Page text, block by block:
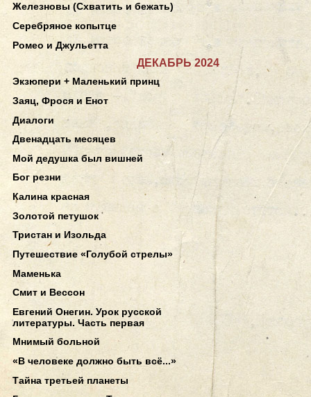
Железновы (Схватить и бежать)
Серебряное копытце
Ромео и Джульетта
ДЕКАБРЬ 2024
Экзюпери + Маленький принц
Заяц, Фрося и Енот
Диалоги
Двенадцать месяцев
Мой дедушка был вишней
Бог резни
Калина красная
Золотой петушок
Тристан и Изольда
Путешествие «Голубой стрелы»
Маменька
Смит и Вессон
Евгений Онегин. Урок русской
литературы. Часть первая
Мнимый больной
«В человеке должно быть всё...»
Тайна третьей планеты